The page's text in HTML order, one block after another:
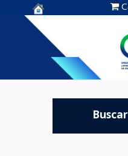
Centro de
Documentación
OLADE -
Buscar